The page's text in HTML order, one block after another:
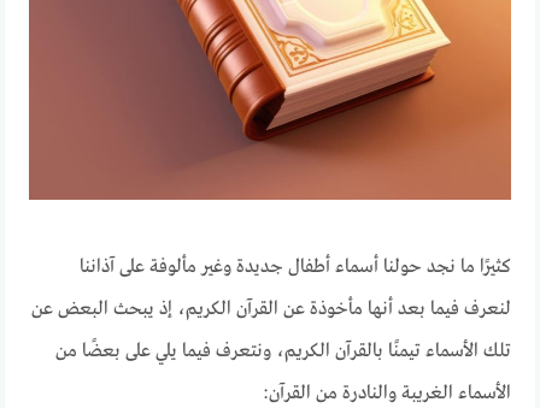
كثيرًا ما نجد حولنا أسماء أطفال جديدة وغير مألوفة على آذاننا
لنعرف فيما بعد أنها مأخوذة عن القرآن الكريم، إذ يبحث البعض عن
تلك الأسماء تيمنًا بالقرآن الكريم، ونتعرف فيما يلي على بعضًا من
الأسماء الغريبة والنادرة من القرآن: